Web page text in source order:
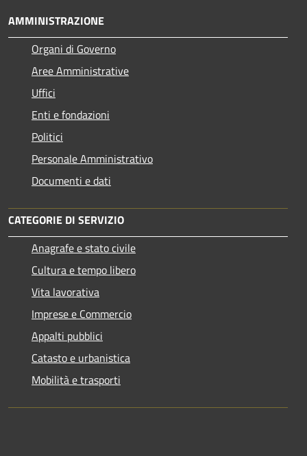
AMMINISTRAZIONE
Organi di Governo
Aree Amministrative
Uffici
Enti e fondazioni
Politici
Personale Amministrativo
Documenti e dati
CATEGORIE DI SERVIZIO
Anagrafe e stato civile
Cultura e tempo libero
Vita lavorativa
Imprese e Commercio
Appalti pubblici
Catasto e urbanistica
Mobilità e trasporti